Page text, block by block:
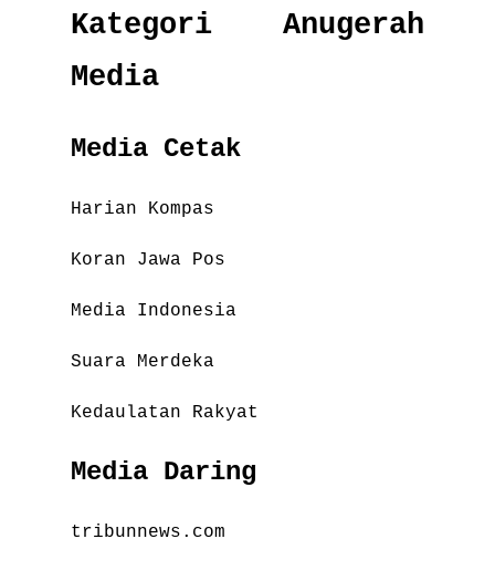
Kategori Anugerah
Media
Media Cetak
Harian Kompas
Koran Jawa Pos
Media Indonesia
Suara Merdeka
Kedaulatan Rakyat
Media Daring
tribunnews.com